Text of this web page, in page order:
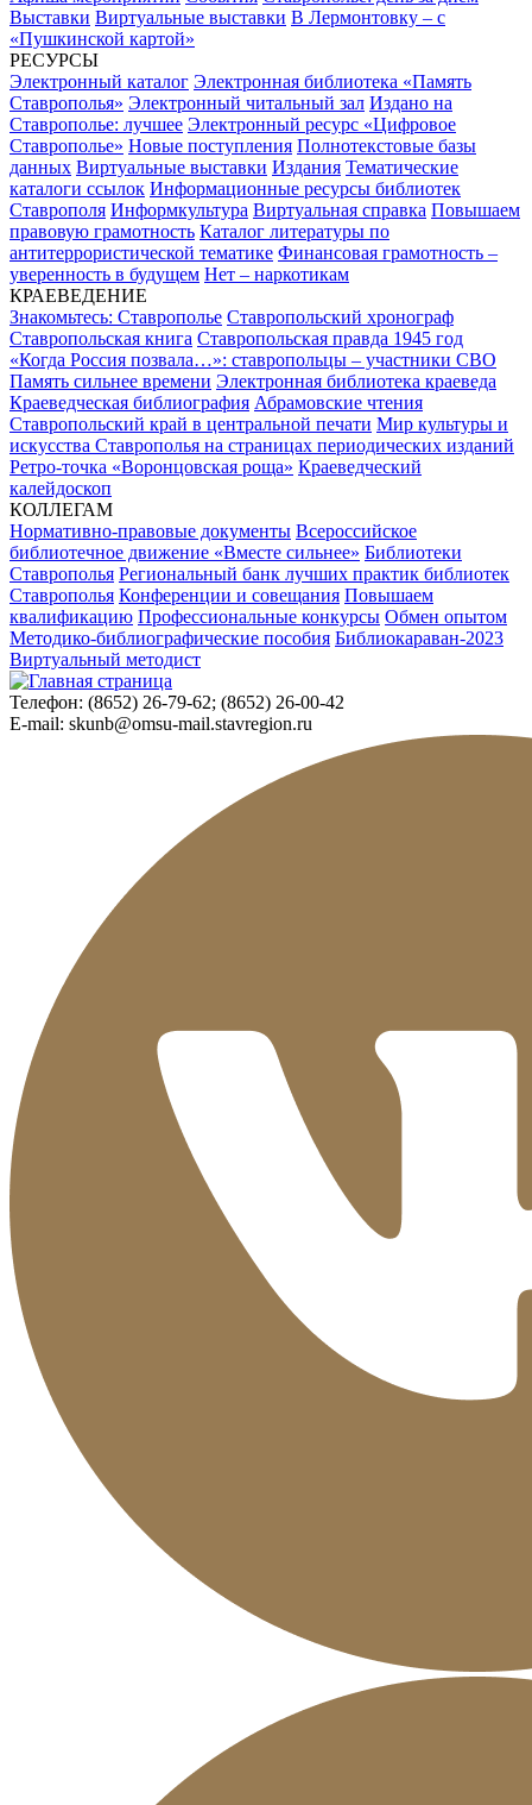
Выставки Виртуальные выставки В Лермонтовку – с
«Пушкинской картой»
РЕСУРСЫ
Электронный каталог Электронная библиотека «Память
Ставрополья» Электронный читальный зал Издано на
Ставрополье: лучшее Электронный ресурс «Цифровое
Ставрополье» Новые поступления Полнотекстовые базы
данных Виртуальные выставки Издания Тематические
каталоги ссылок Информационные ресурсы библиотек
Ставрополя Информкультура Виртуальная справка Повышаем
правовую грамотность Каталог литературы по
антитеррористической тематике Финансовая грамотность –
уверенность в будущем Нет – наркотикам
КРАЕВЕДЕНИЕ
Знакомьтесь: Ставрополье Ставропольский хронограф
Ставропольская книга Ставропольская правда 1945 год
«Когда Россия позвала…»: ставропольцы – участники СВО
Память сильнее времени Электронная библиотека краеведа
Краеведческая библиография Абрамовские чтения
Ставропольский край в центральной печати Мир культуры и
искусства Ставрополья на страницах периодических изданий
Ретро-точка «Воронцовская роща» Краеведческий
калейдоскоп
КОЛЛЕГАМ
Нормативно-правовые документы Всероссийское
библиотечное движение «Вместе сильнее» Библиотеки
Ставрополья Региональный банк лучших практик библиотек
Ставрополья Конференции и совещания Повышаем
квалификацию Профессиональные конкурсы Обмен опытом
Методико-библиографические пособия Библиокараван-2023
Виртуальный методист
Телефон: (8652) 26-79-62; (8652) 26-00-42
E-mail: skunb@omsu-mail.stavregion.ru